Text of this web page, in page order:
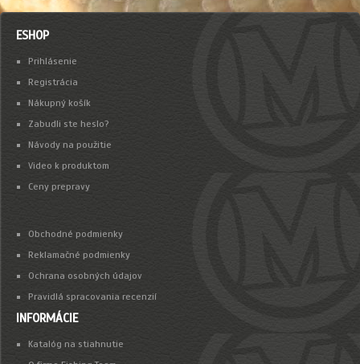
ESHOP
Prihlásenie
Registrácia
Nákupný košík
Zabudli ste heslo?
Návody na použitie
Video k produktom
Ceny prepravy
Obchodné podmienky
Reklamačné podmienky
Ochrana osobných údajov
Pravidlá spracovania recenzií
INFORMÁCIE
Katalóg na stiahnutie